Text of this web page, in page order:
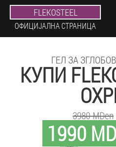
FLEKOSTEEL
ОФИЦИЈАЛНА СТРАНИЦА
ГЕЛ ЗА
КУПИ
1990
3980 MDen